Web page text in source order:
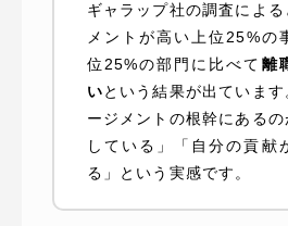
ギャラップ社の調査によ
メントが高い上位25%の
位25%の部門に比べて 離
いという結果が出ていま
ージメントの根幹にある
している」「自分の貢献
る」という実感です。